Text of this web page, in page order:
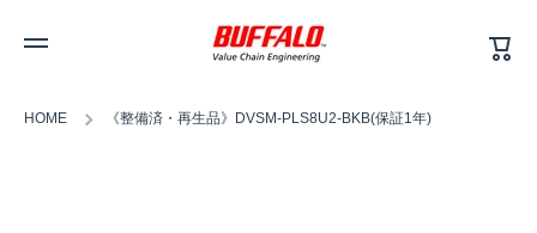
ー
ト
HOME 《整備済・再生品》DVSM-PLS8U2-BKB(保証1年)